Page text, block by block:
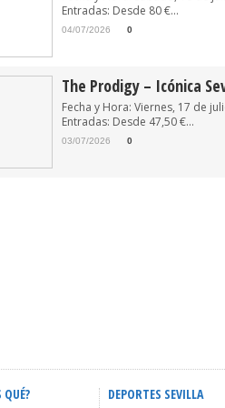
Entradas: Desde 80 €...
04/07/2026 0
The Prodigy – Icónica
Fecha y Hora: Viernes, 17 de
Entradas: Desde 47,50 €...
03/07/2026 0
QUÉ? DEPORTES SEVILLA